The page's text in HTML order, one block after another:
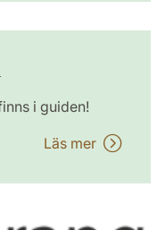
i guiden!
Läs mer